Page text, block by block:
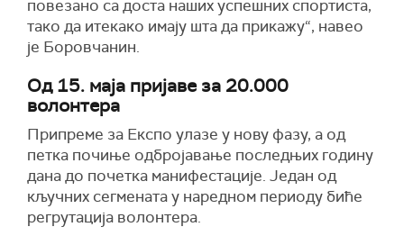
повезано са доста наших успешних спортиста,
тако да итекако имају шта да прикажу“, навео
је Боровчанин.
Од 15. маја пријаве за 20.000
волонтера
Припреме за Експо улазе у нову фазу, а од
петка почиње одбројавање последњих годину
дана до почетка манифестације. Један од
кључних сегмената у наредном периоду биће
регрутација волонтера.